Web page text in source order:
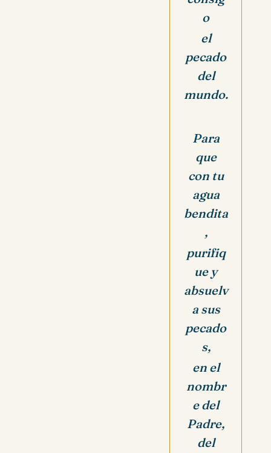
o
el
pecado
del
mundo.
Para
que
con tu
agua
bendita
,
purifiq
ue y
absuelv
a sus
pecado
s,
en el
nombr
e del
Padre,
del